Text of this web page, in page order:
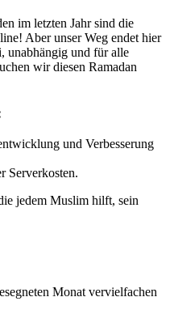
im letzten Jahr sind die
Aber unser Weg endet hier
unabhängig und für alle
wir diesen Ramadan
und Verbesserung
Serverkosten.
jedem Muslim hilft, sein
Monat vervielfachen